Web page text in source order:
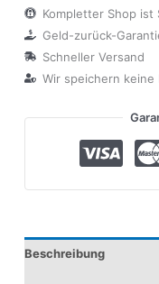
Kompletter Shop ist
Geld-zurück-
Schneller Versand
Wir speichern
Beschreibung